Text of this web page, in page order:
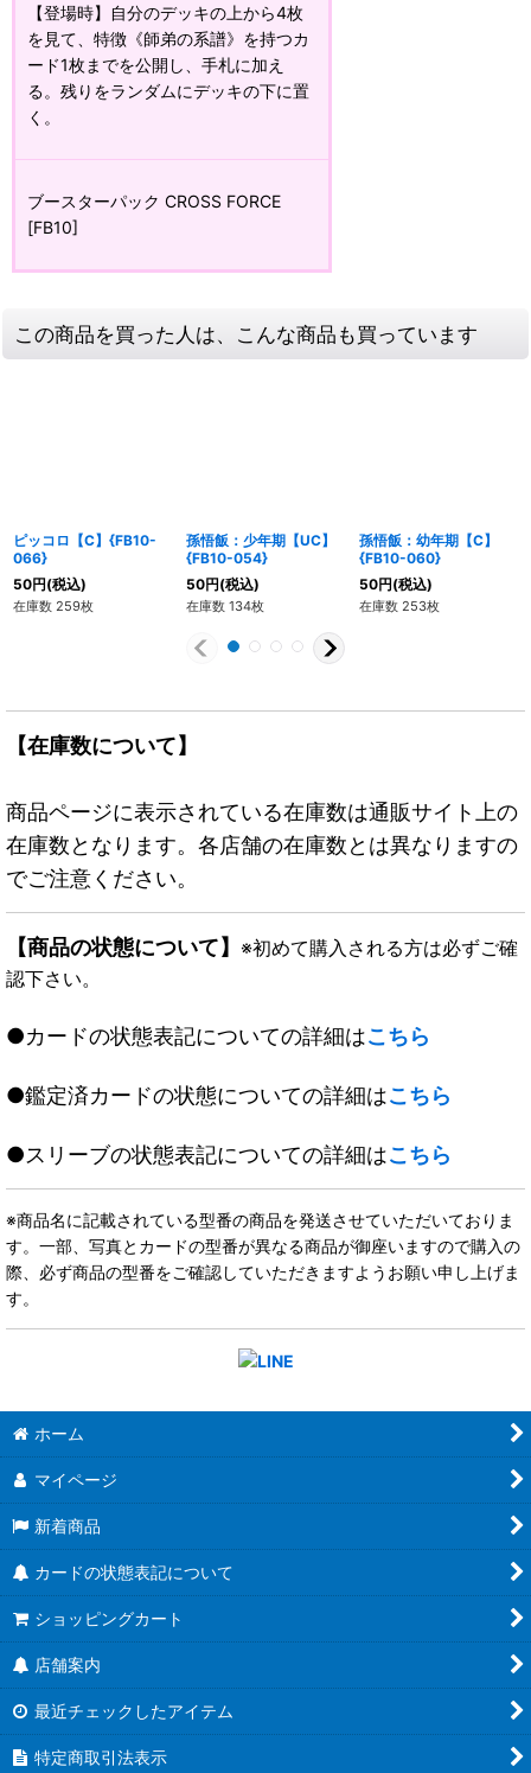
【登場時】自分のデッキの上から4枚
を見て、特徴《師弟の系譜》を持つカ
ード1枚までを公開し、手札に加え
る。残りをランダムにデッキの下に置
く。
ブースターパック CROSS FORCE
[FB10]
この商品を買った人は、こんな商品も買っています
ピッコロ【C】{FB10-
066}
50円(税込)
在庫数 259枚
孫悟飯：少年期【UC】
{FB10-054}
50円(税込)
在庫数 134枚
孫悟飯：幼年期【C】
{FB10-060}
50円(税込)
在庫数 253枚
【在庫数について】
商品ページに表示されている在庫数は通販サイト上の
在庫数となります。各店舗の在庫数とは異なりますの
でご注意ください。
【商品の状態について】 ※初めて購入される方は必ずご確
認下さい。
●カードの状態表記についての詳細はこちら
●鑑定済カードの状態についての詳細はこちら
●スリーブの状態表記についての詳細はこちら
※商品名に記載されている型番の商品を発送させていただいておりま
す。一部、写真とカードの型番が異なる商品が御座いますので購入の
際、必ず商品の型番をご確認していただきますようお願い申し上げま
す。
ホーム
マイページ
新着商品
カードの状態表記について
ショッピングカート
店舗案内
最近チェックしたアイテム
特定商取引法表示